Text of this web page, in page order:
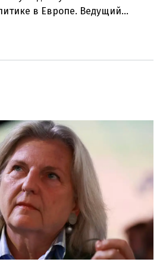
в Европе. Ведущий
Джеральд Кнаус, один из
ЕС-Турция 2016